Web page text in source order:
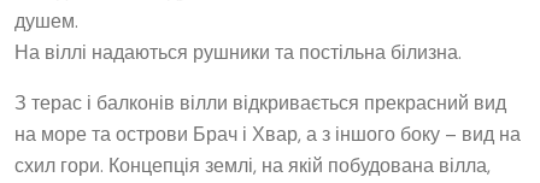
душем.
На віллі надаються рушники та постільна білизна.
З терас і балконів вілли відкривається прекрасний вид
на море та острови Брач ​​і Хвар, а з іншого боку – вид на
схил гори. Концепція землі, на якій побудована вілла,